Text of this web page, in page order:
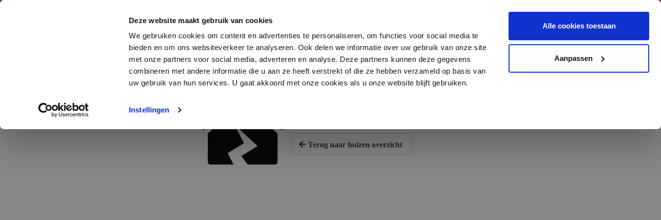
Deze website maakt gebruik van cookies
We gebruiken cookies om content en advertenties te personaliseren, om functies voor social media te
bieden en om ons websiteverkeer te analyseren. Ook delen we informatie over uw gebruik van onze site
met onze partners voor social media, adverteren en analyse. Deze partners kunnen deze gegevens
combineren met andere informatie die u aan ze heeft verstrekt of die ze hebben verzameld op basis van
uw gebruik van hun services. U gaat akkoord met onze cookies als u onze website blijft gebruiken.
Instellingen
Alle cookies toestaan
Aanpassen
Havenstraat 10, Onstwedde
0599 - 65 06 54
Terug naar huizen overzicht